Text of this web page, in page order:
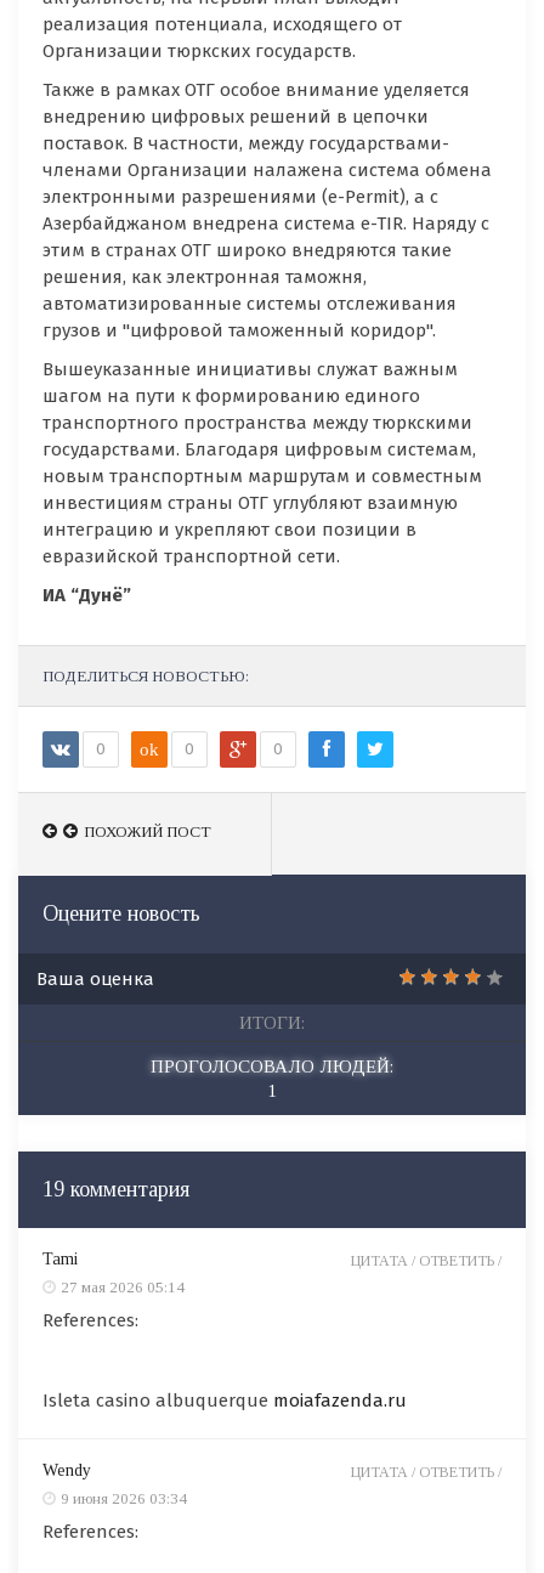
реализация потенциала, исходящего от
Организации тюркских государств.
Также в рамках ОТГ особое внимание уделяется
внедрению цифровых решений в цепочки
поставок. В частности, между государствами-
членами Организации налажена система обмена
электронными разрешениями (e-Permit), а с
Азербайджаном внедрена система e-TIR. Наряду с
этим в странах ОТГ широко внедряются такие
решения, как электронная таможня,
автоматизированные системы отслеживания
грузов и "цифровой таможенный коридор".
Вышеуказанные инициативы служат важным
шагом на пути к формированию единого
транспортного пространства между тюркскими
государствами. Благодаря цифровым системам,
новым транспортным маршрутам и совместным
инвестициям страны ОТГ углубляют взаимную
интеграцию и укрепляют свои позиции в
евразийской транспортной сети.
ИА “Дунё”
ПОДЕЛИТЬСЯ НОВОСТЬЮ:
0 ok 0 0
ПОХОЖИЙ ПОСТ
ПОХОЖИЙ ПОСТ
Оцените новость
Ваша оценка
ИТОГИ:
ПРОГОЛОСОВАЛО ЛЮДЕЙ:
1
19 комментария
Tami
27 мая 2026 05:14
References:
Isleta casino albuquerque moiafazenda.ru
ЦИТАТА / ОТВЕТИТЬ /
Wendy
9 июня 2026 03:34
References:
ЦИТАТА / ОТВЕТИТЬ /